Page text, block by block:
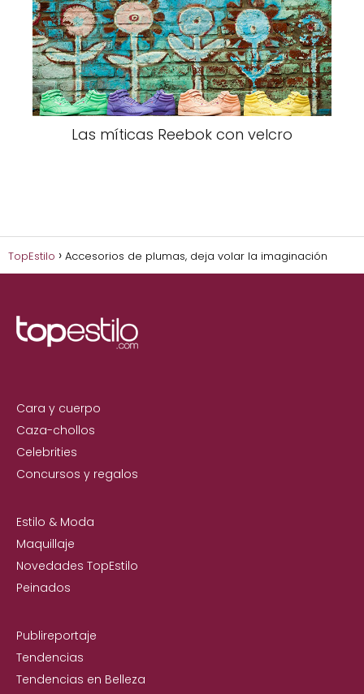
Las míticas Reebok con velcro
TopEstilo Accesorios de plumas, deja volar la imaginación
Cara y cuerpo
Caza-chollos
Celebrities
Concursos y regalos
Estilo & Moda
Maquillaje
Novedades TopEstilo
Peinados
Publireportaje
Tendencias
Tendencias en Belleza